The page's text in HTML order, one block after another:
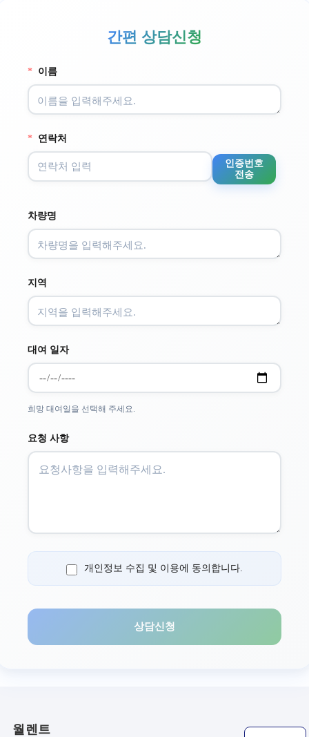
간편 상담신청
* 이름
* 연락처
인증번호
전송
차량명
지역
대여 일자
희망 대여일을 선택해 주세요.
요청 사항
개인정보 수집 및 이용에 동의합니다.
상담신청
월렌트